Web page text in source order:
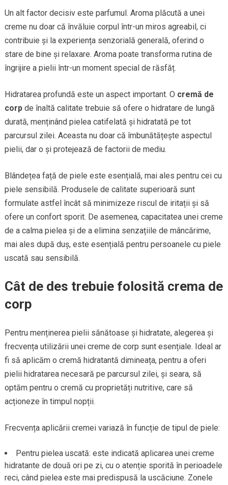
Un alt factor decisiv este parfumul. Aroma plăcută a unei
creme nu doar că învăluie corpul într-un miros agreabil, ci
contribuie și la experiența senzorială generală, oferind o
stare de bine și relaxare. Aroma poate transforma rutina de
îngrijire a pielii într-un moment special de răsfăț.
Hidratarea profundă este un aspect important. O cremă de
corpde înaltă calitate trebuie să ofere o hidratare de lungă
durată, menținând pielea catifelată și hidratată pe tot
parcursul zilei. Aceasta nu doar că îmbunătățește aspectul
pielii, dar o și protejează de factorii de mediu.
Blândețea față de piele este esențială, mai ales pentru cei cu
piele sensibilă. Produsele de calitate superioară sunt
formulate astfel încât să minimizeze riscul de iritații și să
ofere un confort sporit. De asemenea, capacitatea unei creme
de a calma pielea și de a elimina senzațiile de mâncărime,
mai ales după duș, este esențială pentru persoanele cu piele
uscată sau sensibilă.
Cât de des trebuie folosită crema de
corp
Pentru menținerea pielii sănătoase și hidratate, alegerea și
frecvența utilizării unei creme de corp sunt esențiale. Ideal ar
fi să aplicăm o cremă hidratantă dimineața, pentru a oferi
pielii hidratarea necesară pe parcursul zilei, și seara, să
optăm pentru o cremă cu proprietăți nutritive, care să
acționeze în timpul nopții.
Frecvența aplicării cremei variază în funcție de tipul de piele:
Pentru pielea uscată: este indicată aplicarea unei creme
hidratante de două ori pe zi, cu o atenție sporită în perioadele
reci, când pielea este mai predispusă la uscăciune. Zonele